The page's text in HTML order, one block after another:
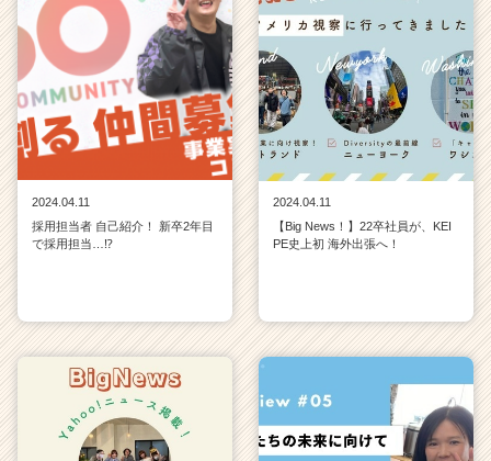
2024.04.11
採用担当者 自己紹介！ 新卒2年目
で採用担当…⁉
2024.04.11
【Big News！】22卒社員が、KEI
PE史上初 海外出張へ！